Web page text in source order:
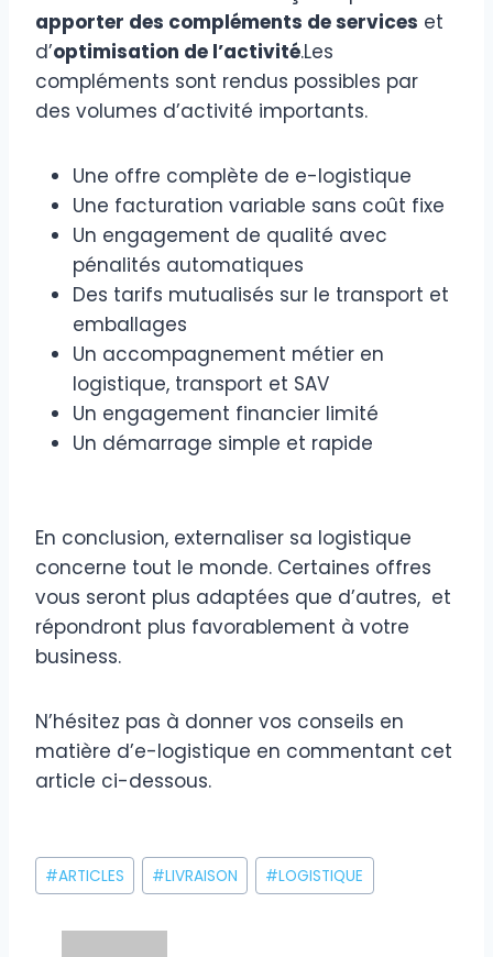
apporter des compléments de services et
d’optimisation de l’activité.Les
compléments sont rendus possibles par
des volumes d’activité importants.
Une offre complète de e-logistique
Une facturation variable sans coût fixe
Un engagement de qualité avec
pénalités automatiques
Des tarifs mutualisés sur le transport et
emballages
Un accompagnement métier en
logistique, transport et SAV
Un engagement financier limité
Un démarrage simple et rapide
En conclusion, externaliser sa logistique
concerne tout le monde. Certaines offres
vous seront plus adaptées que d’autres, et
répondront plus favorablement à votre
business.
N’hésitez pas à donner vos conseils en
matière d’e-logistique en commentant cet
article ci-dessous.
Étiquettes
de
#ARTICLES #LIVRAISON #LOGISTIQUE